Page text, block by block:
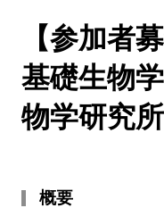
【参加者
基礎生物
物学研究
概要